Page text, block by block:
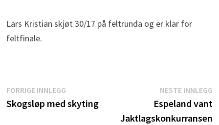
Lars Kristian skjøt 30/17 på feltrunda og er klar for
feltfinale.
Innleggsnavigasjon
FORRIGE INNLEGG
innlegg:
Skogsløp med skyting
NESTE INNLEGG
Espeland vant
Jaktlagskonkurransen